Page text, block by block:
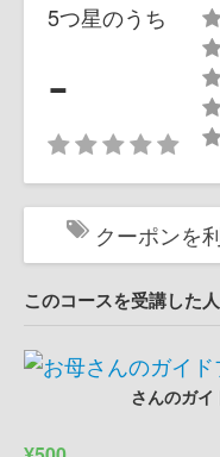
5つ星のうち
-
クーポンを
このコースを受講した
さんのガ